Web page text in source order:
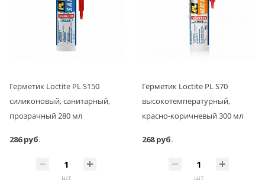
Герметик Loctite PL S150
силиконовый, санитарный,
прозрачный 280 мл
286 руб.
шт
Герметик Loctite PL S70
высокотемпературный,
красно-коричневый 300 мл
268 руб.
шт